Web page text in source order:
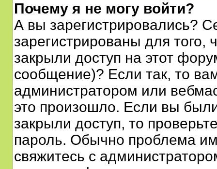
Почему я не могу войти?
А вы зарегистрировались?
зарегистрированы для
закрыли доступ на этот
сообщение)? Если так, то
администратором или
это произошло. Если вы
закрыли доступ, то
пароль. Обычно проблема
свяжитесь с